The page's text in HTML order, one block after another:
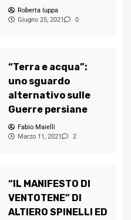
Roberta Iuppa
Giugno 25, 2021
0
“Terra e acqua”:
uno sguardo
alternativo sulle
Guerre persiane
Fabio Maielli
Marzo 11, 2021
2
“IL MANIFESTO DI
VENTOTENE” DI
ALTIERO SPINELLI ED